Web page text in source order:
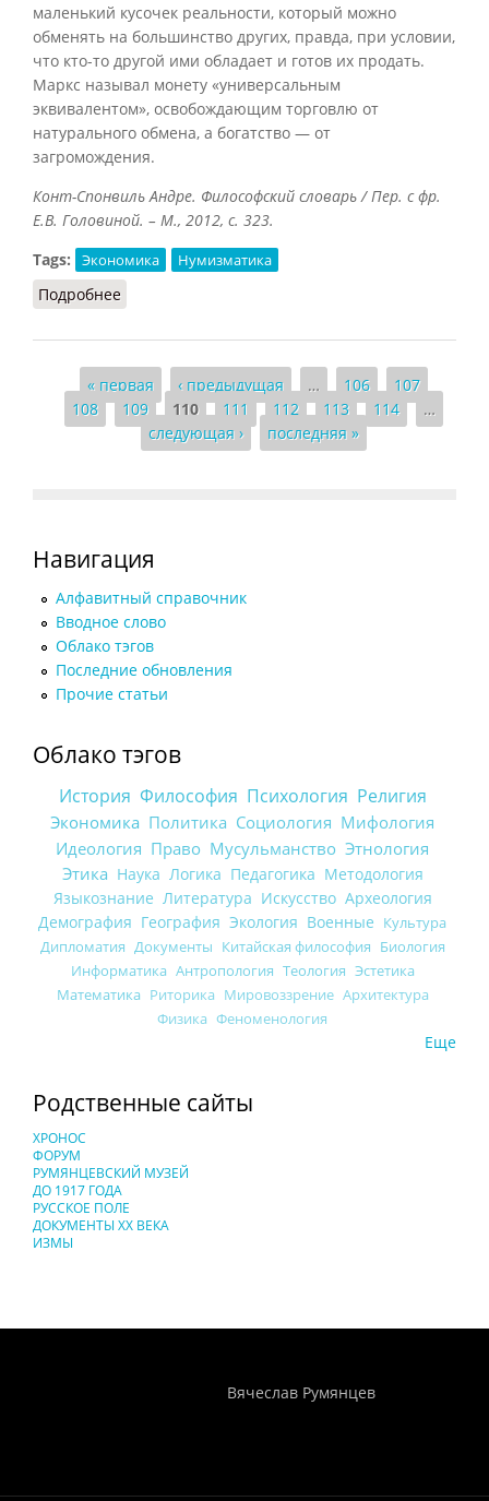
маленький кусочек реальности, который можно
обменять на большинство других, правда, при условии,
что кто-то другой ими обладает и готов их продать.
Маркс называл монету «универсальным
эквивалентом», освобождающим торговлю от
натурального обмена, а богатство — от
загромождения.
Конт-Спонвиль Андре. Философский словарь / Пер. с фр.
Е.В. Головиной. – М., 2012, с. 323.
Tags:
Экономика Нумизматика
Подробнее
Страницы
« первая ‹ предыдущая … 106
107
108
109 110 111 112 113 114
…
следующая ›
последняя »
Навигация
Алфавитный справочник
Вводное слово
Облако тэгов
Последние обновления
Прочие статьи
Облако тэгов
История Философия Психология Религия
Экономика Политика Социология Мифология
Идеология Право Мусульманство Этнология
Этика Наука Логика Педагогика Методология
Языкознание Литература Искусство Археология
Демография География Экология Военные Культура
Дипломатия Документы Китайская философия Биология
Информатика Антропология Теология Эстетика
Математика Риторика Мировоззрение Архитектура
Физика Феноменология
Еще
Родственные сайты
ХРОНОС
ФОРУМ
РУМЯНЦЕВСКИЙ МУЗЕЙ
ДО 1917 ГОДА
РУССКОЕ ПОЛЕ
ДОКУМЕНТЫ XX ВЕКА
ИЗМЫ
Вячеслав Румянцев